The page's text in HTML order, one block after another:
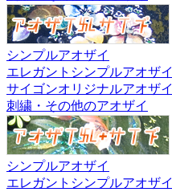
シンプルアオザイ
エレガントシンプルアオザイ
サイゴンオリジナルアオザイ
刺繍・その他のアオザイ
シンプルアオザイ
エレガントシンプルアオザイ